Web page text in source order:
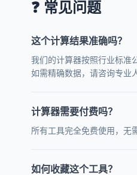
❓ 常见问题
这个计算结果准确吗？
我们的计算器按照行业标准
如需精确数据，请咨询专业
计算器需要付费吗？
所有工具完全免费使用，无
如何收藏这个工具？